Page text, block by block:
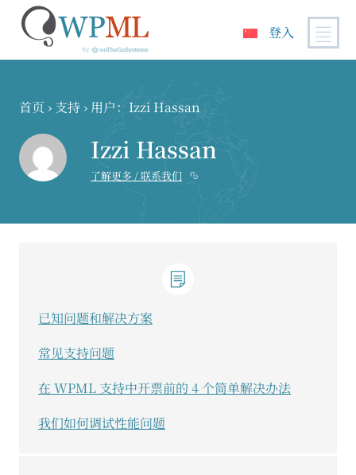
登入
首页 › 支持› 用户：Izzi Hassan
Izzi Hassan
了解更多 / 联系我们
已知问题和解决方案
常见支持问题
在 WPML 支持中开票前的 4 个简单解决办法
我们如何调试性能问题